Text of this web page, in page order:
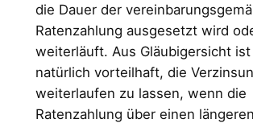
die Dauer der
Ratenzahlung ausgesetzt wird
weiterläuft. Aus Gläubigersicht ist
natürlich vorteilhaft, die
weiterlaufen zu lassen, wenn die
Ratenzahlung über einen